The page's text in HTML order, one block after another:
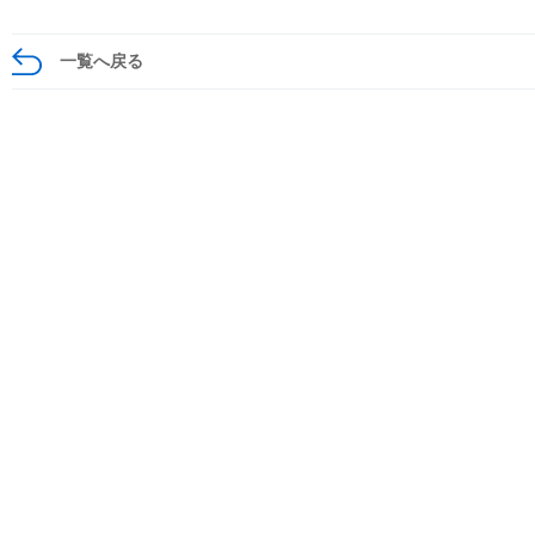
一覧へ戻る